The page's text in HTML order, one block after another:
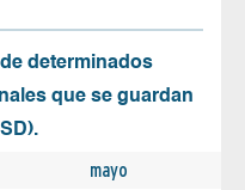
determinados
que se guardan
mayo